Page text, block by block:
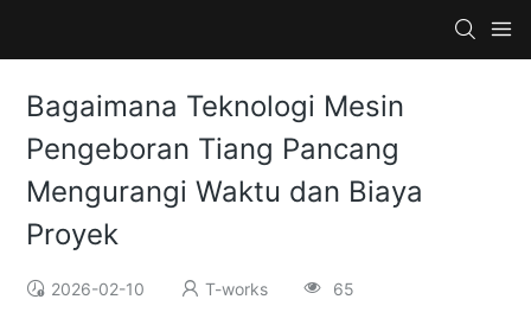
Bagaimana Teknologi Mesin
Pengeboran Tiang Pancang
Mengurangi Waktu dan Biaya
Proyek
2026-02-10 T-works 65